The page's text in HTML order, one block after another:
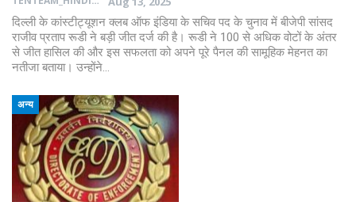
दिल्ली के कांस्टीट्यूशन क्लब ऑफ इंडिया के सचिव पद के चुनाव में बीजेपी सांसद
राजीव प्रताप रूडी ने बड़ी जीत दर्ज की है। रूडी ने 100 से अधिक वोटों के अंतर
से जीत हासिल की और इस सफलता को अपने पूरे पैनल की सामूहिक मेहनत का
नतीजा बताया। उन्होंने…
अन्य